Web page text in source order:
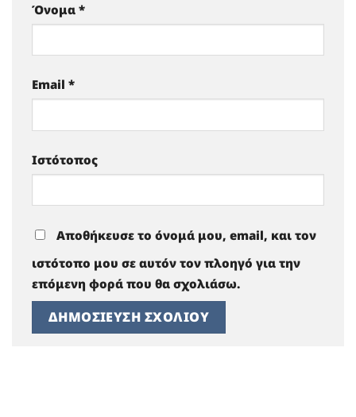
Όνομα *
Email *
Ιστότοπος
Αποθήκευσε το όνομά μου, email, και τον
ιστότοπο μου σε αυτόν τον πλοηγό για την
επόμενη φορά που θα σχολιάσω.